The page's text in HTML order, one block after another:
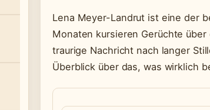
Lena Meyer-Landrut ist eine der
Monaten kursieren Gerüchte
traurige Nachricht nach langer
Überblick über das, was wirklich